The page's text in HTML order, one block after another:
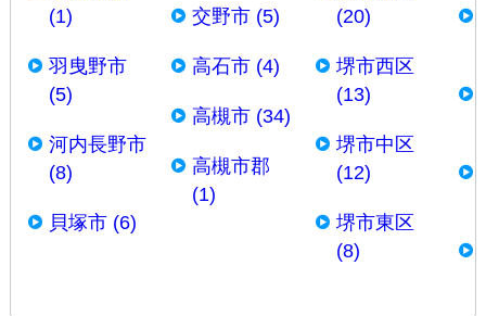
(1)
羽曳野市
(5)
河内長野市
(8)
貝塚市 (6)
交野市 (5)
高石市 (4)
高槻市 (34)
高槻市郡
(1)
(20)
堺市西区
(13)
堺市中区
(12)
堺市東区
(8)